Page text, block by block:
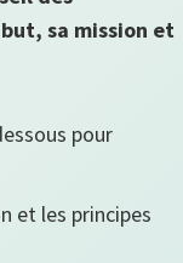
sa mission et
pour
et les principes